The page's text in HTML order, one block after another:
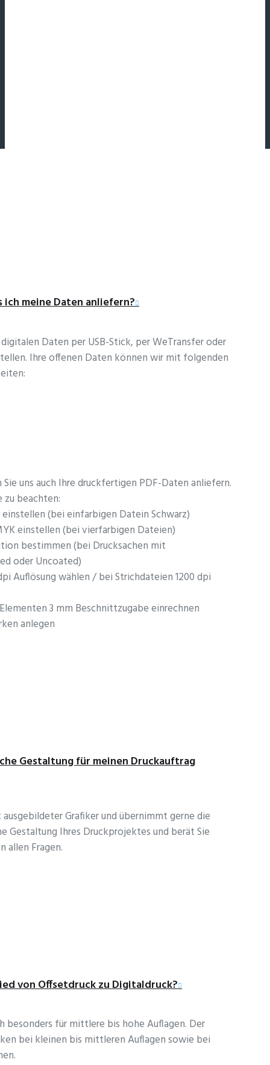
ich meine Daten anliefern?
Daten per USB-Stick, per WeTransfer oder
Ihre offenen Daten können wir mit folgenden
uns auch Ihre druckfertigen PDF-Daten anliefern.
beachten:
(bei einfarbigen Datein Schwarz)
einstellen (bei vierfarbigen Dateien)
bestimmen (bei Drucksachen mit
oder Uncoated)
Auflösung wählen / bei Strichdateien 1200 dpi
3 mm Beschnittzugabe einrechnen
anlegen
Gestaltung für meinen Druckauftrag
Grafiker und übernimmt gerne die
Gestaltung Ihres Druckprojektes und berät Sie
allen Fragen.
von Offsetdruck zu Digitaldruck?
besonders für mittlere bis hohe Auflagen. Der
bei kleinen bis mittleren Auflagen sowie bei